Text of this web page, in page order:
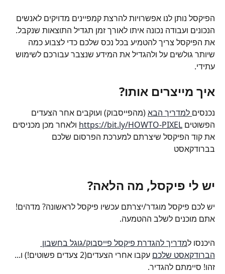
הפיקסל נותן לנו אפשרויות להרצת קמפיינים מדויקים לאנשים
הנכונים ועבודה נכונה איתו לאורך זמן תגדיל התוצאות שנקבל.
את הפיקסל צריך להטמיע בכל נכס שלכם כדי לצבוע כמה
שיותר גולשים על ולהגדיל את המידע שנצבר עבורכם לשימוש
עתידי.
איך מייצרים אותו?
נכנסים למדריך הבא (מהפייסבוק) ועוקבים אחר הצעדים
הפשוטים https://bit.ly/HOWTO-PIXEL ולאחר מכן מכניסים
את קוד הפיקסל שיצרתם למערכת הפרסום שלכם
בברודקאסט
יש לי פיקסל, מה הלאה?
יש לכם פיקסל מוגדר/יצרתם עכשיו פיקסל לראשונה? מדהים!
אתם מוכנים לשלב ההטמעה.
היכנסו למדריך להגדרת פיקסל פייסבוק/גוגל בחשבון
הברודקאסט שלכם
עקבו אחרי הצעדים(2 צעדים פשוטים!) ו...
זהו! סיימתם להגדיר.